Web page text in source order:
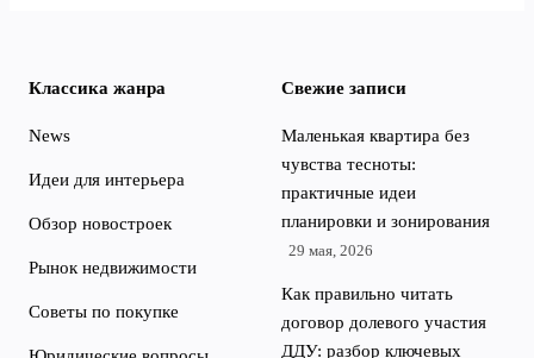
Классика жанра
News
Идеи для интерьера
Обзор новостроек
Рынок недвижимости
Советы по покупке
Свежие записи
Маленькая квартира без
чувства тесноты:
практичные идеи
планировки и зонирования
29 мая, 2026
Как правильно читать
договор долевого участия
ДДУ: разбор ключевых